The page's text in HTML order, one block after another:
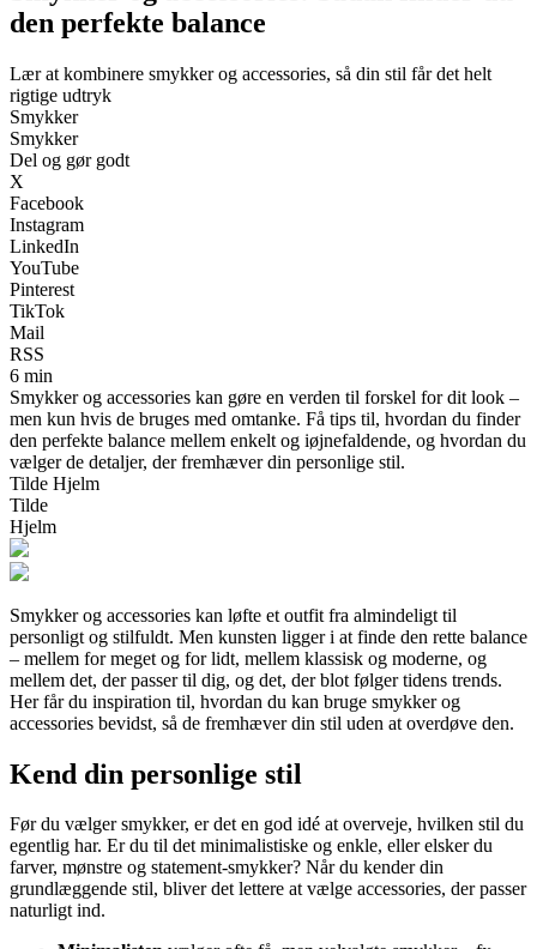
den perfekte balance
Lær at kombinere smykker og accessories, så din stil får det helt
rigtige udtryk
Smykker
Smykker
Del og gør godt
X
Facebook
Instagram
LinkedIn
YouTube
Pinterest
TikTok
Mail
RSS
6 min
Smykker og accessories kan gøre en verden til forskel for dit look –
men kun hvis de bruges med omtanke. Få tips til, hvordan du finder
den perfekte balance mellem enkelt og iøjnefaldende, og hvordan du
vælger de detaljer, der fremhæver din personlige stil.
Tilde Hjelm
Tilde
Hjelm
Smykker og accessories kan løfte et outfit fra almindeligt til
personligt og stilfuldt. Men kunsten ligger i at finde den rette balance
– mellem for meget og for lidt, mellem klassisk og moderne, og
mellem det, der passer til dig, og det, der blot følger tidens trends.
Her får du inspiration til, hvordan du kan bruge smykker og
accessories bevidst, så de fremhæver din stil uden at overdøve den.
Kend din personlige stil
Før du vælger smykker, er det en god idé at overveje, hvilken stil du
egentlig har. Er du til det minimalistiske og enkle, eller elsker du
farver, mønstre og statement-smykker? Når du kender din
grundlæggende stil, bliver det lettere at vælge accessories, der passer
naturligt ind.